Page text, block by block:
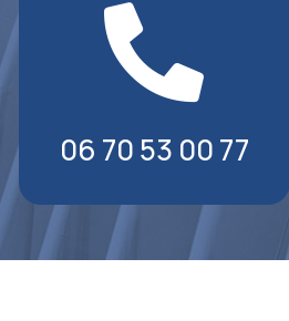

06 70 53 00 77